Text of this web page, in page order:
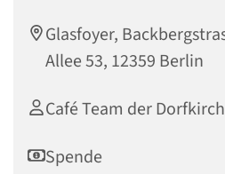
Glasfoyer,
Allee 53, 12359 Berlin
Café Team der
Spende